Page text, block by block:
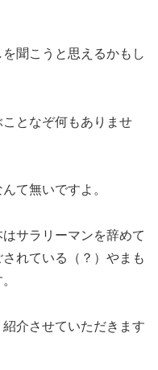
聞こうと思えるかもし
となぞ何もありませ
て無いですよ。
サラリーマンを辞めて
れている（？）やまも
介させていただきます